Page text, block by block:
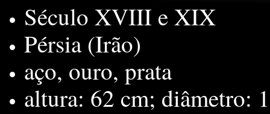
Século XVIII e XIX
Pérsia (Irão)
aço, ouro, prata
altura: 62 cm; diâmetro: